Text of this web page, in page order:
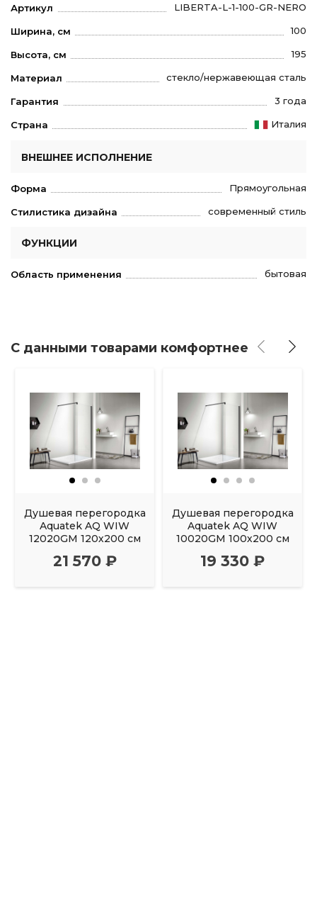
Артикул LIBERTA-L-1-100-GR-NERO
Ширина, см 100
Высота, см 195
Материал стекло/нержавеющая сталь
Гарантия 3 года
Страна Италия
ВНЕШНЕЕ ИСПОЛНЕНИЕ
Форма Прямоугольная
Стилистика дизайна современный стиль
ФУНКЦИИ
Область применения бытовая
С данными товарами комфортнее
Душевая перегородка
Aquatek AQ WIW
12020GM 120х200 см
21 570 ₽
Душевая перегородка
Aquatek AQ WIW
10020GM 100х200 см
19 330 ₽